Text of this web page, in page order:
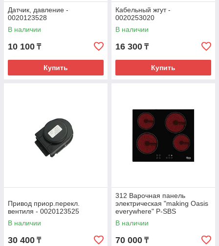
Датчик, давление -
0020123528
В наличии
10 100 ₸
Купить
Кабельный жгут -
0020253020
В наличии
16 300 ₸
Купить
Привод приор.перекл.
вентиля - 0020123525
В наличии
30 400 ₸
312 Варочная панель
электрическая "making Oasis
everywhere" P-SBS
В наличии
70 000 ₸